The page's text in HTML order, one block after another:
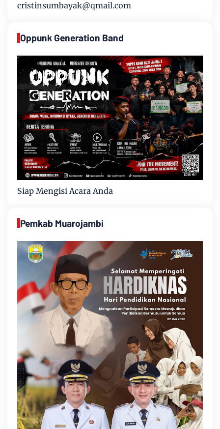
cristinsumbayak@qmail.com
Oppunk Generation Band
Siap Mengisi Acara Anda
Pemkab Muarojambi